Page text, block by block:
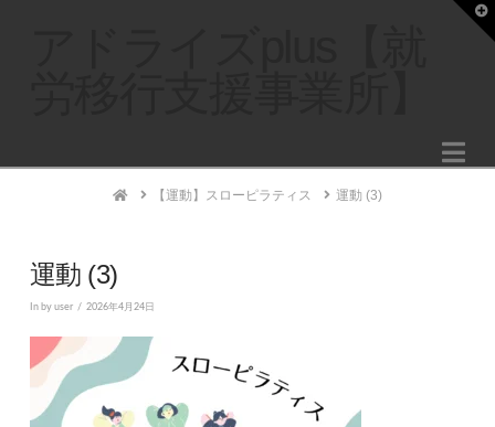
Home【運動】スローピラティス 運動 (3)
運動 (3)
In by user 2026年4月24日